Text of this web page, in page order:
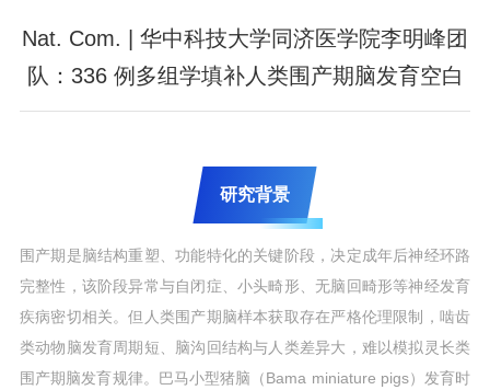
Nat. Com. | 华中科技大学同济医学院李明峰团
队：336 例多组学填补人类围产期脑发育空白
研究背景
围产期是脑结构重塑、功能特化的关键阶段，决定成年后神经环路
完整性，该阶段异常与自闭症、小头畸形、无脑回畸形等神经发育
疾病密切相关。但人类围产期脑样本获取存在严格伦理限制，啮齿
类动物脑发育周期短、脑沟回结构与人类差异大，难以模拟灵长类
围产期脑发育规律。巴马小型猪脑（Bama miniature pigs）发育时